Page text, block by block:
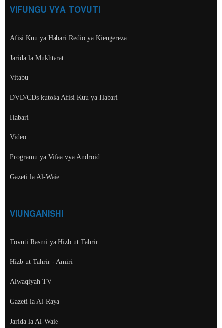
VIFUNGU VYA TOVUTI
Afisi Kuu ya Habari Redio ya Kiengereza
Jarida la Mukhtarat
Vitabu
DVD/CDs kutoka Afisi Kuu ya Habari
Habari
Video
Programu ya Vifaa vya Android
Gazeti la Al-Waie
VIUNGANISHI
Tovuti Rasmi ya Hizb ut Tahrir
Hizb ut Tahrir - Amiri
Alwaqiyah TV
Gazeti la Al-Raya
Jarida la Al-Waie